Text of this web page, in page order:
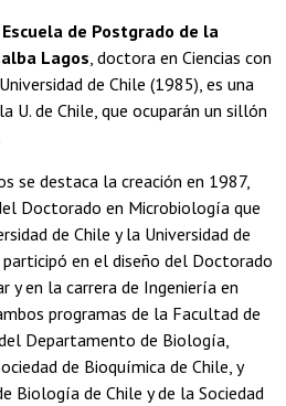
de Postgrado de la
Lagos, doctora en Ciencias con
de Chile (1985), es una
U. de Chile, que ocuparán un sillón
se destaca la creación en 1987,
Doctorado en Microbiología que
de Chile y la Universidad de
participó en el diseño del Doctorado
en la carrera de Ingeniería en
programas de la Facultad de
Departamento de Biología,
de Bioquímica de Chile, y
Biología de Chile y de la Sociedad